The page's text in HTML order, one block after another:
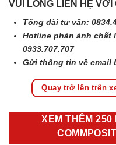
VUI LÒNG LIÊN HỆ VỚI
Tổng đài tư vấn:
Hotline phản ánh chất
0933.707.707
Gửi thông tin về email
Quay trở lên trên
XEM THÊM